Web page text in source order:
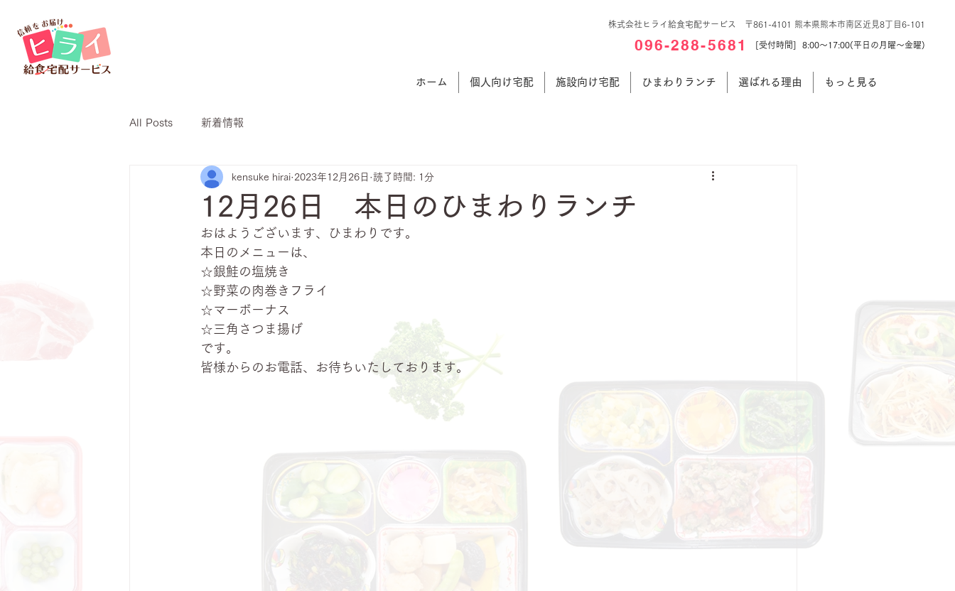
株式会社ヒライ給食宅配サービス 〒861-4101 熊本県熊本市南区近見8丁目6-101
096-288-5681 [受付時間] 8:00～17:00(平日の月曜～金曜)
ホーム 個人向け宅配 施設向け宅配 ひまわりランチ 選ばれる理由 もっと見る
All Posts 新着情報
12月26日 本日のひまわりランチ
kensuke hirai 2023年12月26日 読了時間: 1分
おはようございます、ひまわりです。
本日のメニューは、
☆銀鮭の塩焼き
☆野菜の肉巻きフライ
☆マーボーナス
☆三角さつま揚げ
です。
皆様からのお電話、お待ちいたしております。